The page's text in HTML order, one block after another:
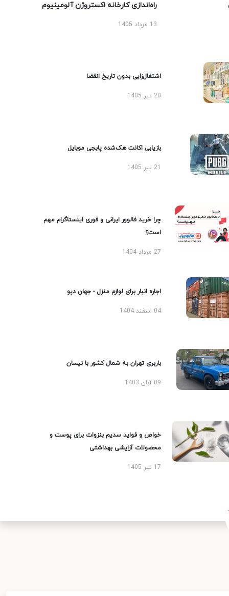
راه‌اندازی کارخانه اکستروژن آلومینیوم
13 مرداد 1405
اشتغال‌زایی بدون تاریخ انقضا
20 تیر 1405
بازیابی اکانت هک‌شده پابجی موبایل
چرا خرید فالوور ایرانی و فوری اینستاگرام مهم
است؟
27 مرداد 1404
اجاره انبار برای لوازم منزل - جهان دپو
04 اسفند 1404
باربری تهران به شمال کشور با نیسان
09 آبان 1403
خواص و فواید سدیم بنزوات برای پوست و
محصولات آرایشی بهداشتی
17 تیر 1405